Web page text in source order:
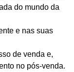
do mundo da
e nas suas
de venda e,
no pós-venda.